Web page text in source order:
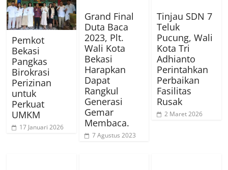
Pemkot
Bekasi
Pangkas
Birokrasi
Perizinan
untuk
Perkuat
UMKM
17 Januari 2026
Grand Final
Duta Baca
2023, Plt.
Wali Kota
Bekasi
Harapkan
Dapat
Rangkul
Generasi
Gemar
Membaca.
7 Agustus 2023
Tinjau SDN 7
Teluk
Pucung, Wali
Kota Tri
Adhianto
Perintahkan
Perbaikan
Fasilitas
Rusak
2 Maret 2026